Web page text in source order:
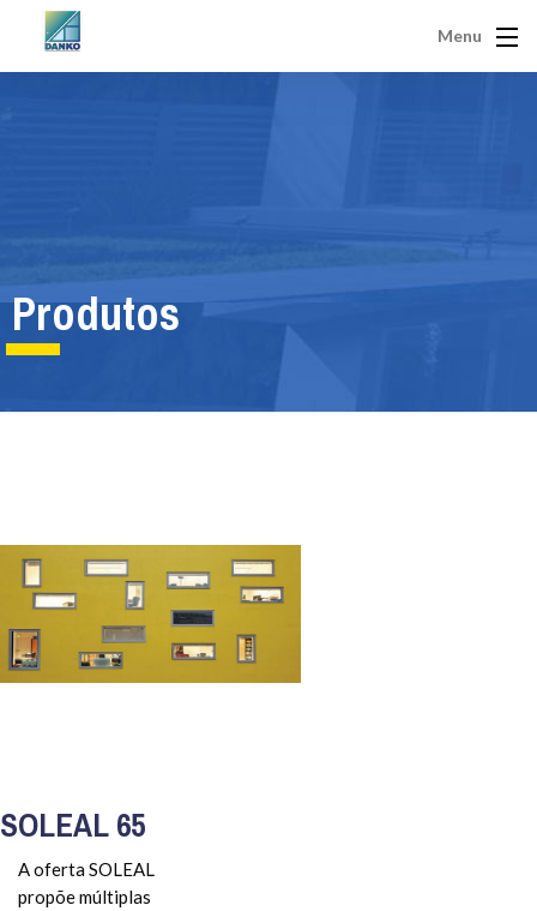
Menu
Produtos
SOLEAL 65
A oferta SOLEAL
propõe múltiplas